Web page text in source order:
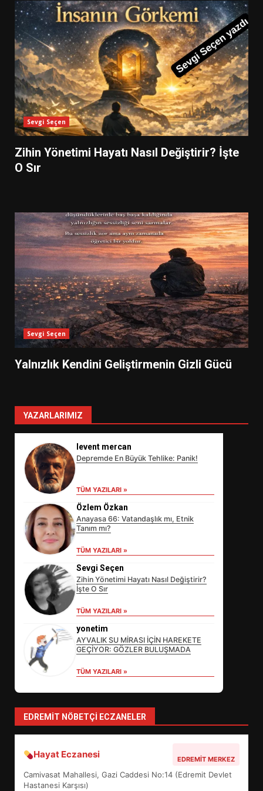
Sevgi Seçen
Zihin Yönetimi Hayatı Nasıl Değiştirir? İşte
O Sır
Sevgi Seçen
Yalnızlık Kendini Geliştirmenin Gizli Gücü
YAZARLARIMIZ
levent mercan
Depremde En Büyük Tehlike: Panik!
TÜM YAZILARI »
Özlem Özkan
Anayasa 66: Vatandaşlık mı, Etnik
Tanım mı?
TÜM YAZILARI »
Sevgi Seçen
Zihin Yönetimi Hayatı Nasıl Değiştirir?
İşte O Sır
TÜM YAZILARI »
yonetim
AYVALIK SU MİRASI İÇİN HAREKETE
GEÇİYOR: GÖZLER BULUŞMADA
TÜM YAZILARI »
EDREMIT NÖBETÇI ECZANELER
Hayat Eczanesi EDREMIT MERKEZ
Camivasat Mahallesi, Gazi Caddesi No:14 (Edremit Devlet
Hastanesi Karşısı)
SÜRDÜRÜLEBİLİRLİKTE NE
DEĞİŞECEK?
4
5
BALIKESİR MÜZELERİNDE SÜRE
UZATILDI: NE DEĞİŞTİ?